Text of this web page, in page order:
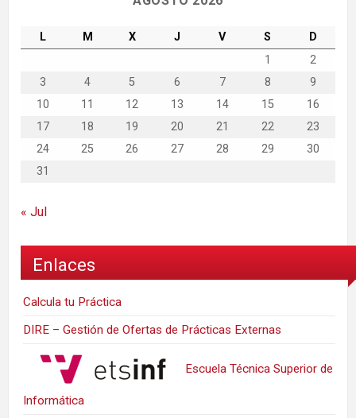
L M X J V S
D
1
2
3
4 5 6 7 8
9
10
11 12 13 14 15
16
17
18 19 20 21 22
23
24
25 26 27 28 29
30
31
« Jul
Enlaces
Calcula tu Práctica
DIRE – Gestión de Ofertas de Prácticas Externas
Escuela Técnica Superior de
Informática